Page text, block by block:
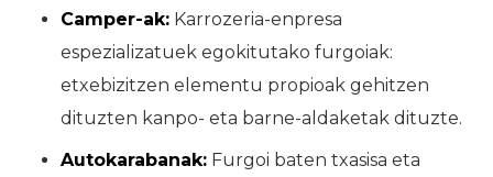
Camper-ak: Karrozeria-enpresa
espezializatuek egokitutako furgoiak:
etxebizitzen elementu propioak gehitzen
dituzten kanpo- eta barne-aldaketak dituzte.
Autokarabanak: Furgoi baten txasisa eta